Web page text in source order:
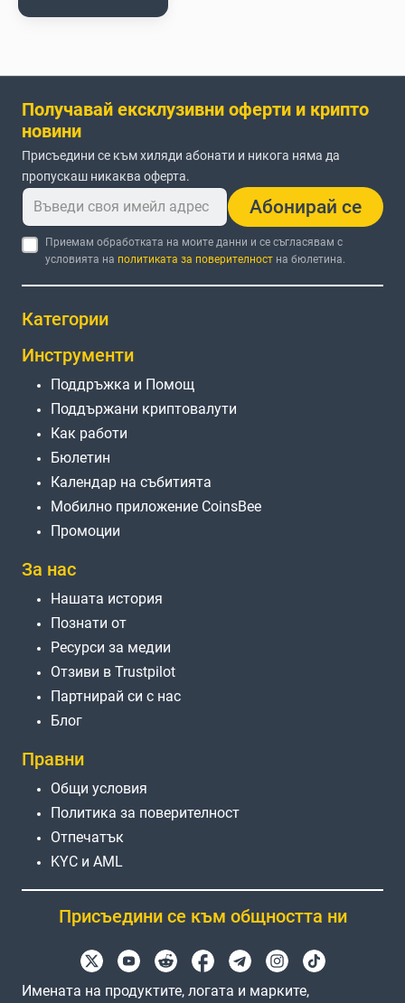
Получавай ексклузивни оферти и крипто
новини
Присъедини се към хиляди абонати и никога няма да
пропускаш никаква оферта.
Абонирай се
Приемам обработката на моите данни и се съгласявам с
условията на политиката за поверителност на бюлетина.
Категории
Инструменти
Поддръжка и Помощ
Поддържани криптовалути
Как работи
Бюлетин
Календар на събитията
Мобилно приложение CoinsBee
Промоции
За нас
Нашата история
Познати от
Ресурси за медии
Отзиви в Trustpilot
Партнирай си с нас
Блог
Правни
Общи условия
Политика за поверителност
Отпечатък
KYC и AML
Присъедини се към общността ни
Имената на продуктите, логата и марките,